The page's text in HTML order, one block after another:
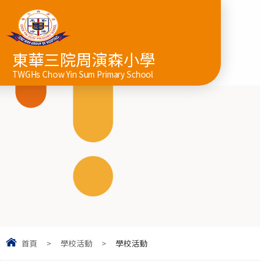
東華三院周演森小學
TWGHs Chow Yin Sum Primary School
首頁 > 學校活動 > 學校活動